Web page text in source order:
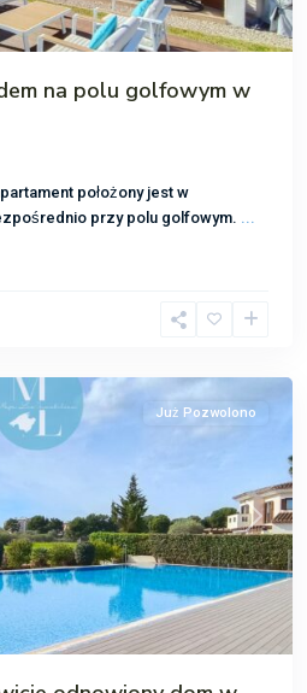
na polu golfowym w
położony jest w
przy polu golfowym. ...
Już Pozwolono